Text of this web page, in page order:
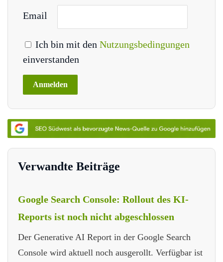
Email
Ich bin mit den Nutzungsbedingungen
einverstanden
Verwandte Beiträge
Google Search Console: Rollout des KI-
Reports ist noch nicht abgeschlossen
Der Generative AI Report in der Google Search
Console wird aktuell noch ausgerollt. Verfügbar ist